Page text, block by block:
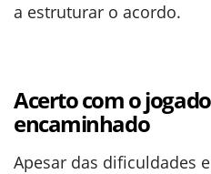
a estruturar o acordo.
Acerto com o
encaminhado
Apesar das dificuldades